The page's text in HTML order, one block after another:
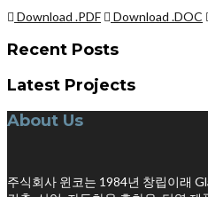
Download .PDF Download .DOC
Recent Posts
Latest Projects
About Us
주식회사 윈코는 1984년 창립이래